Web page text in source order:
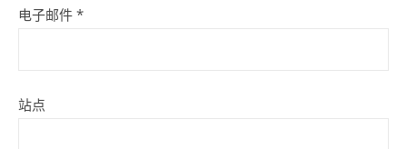
电子邮件 *
站点